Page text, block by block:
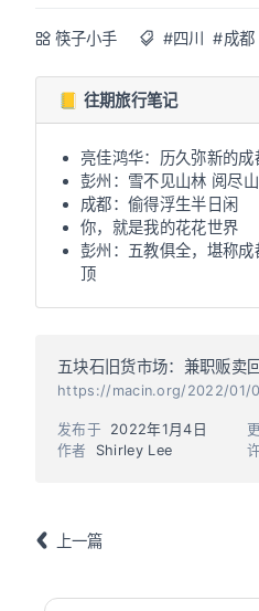
筷子小手 #四川 #成都
📒 往期旅行笔记
亮佳鸿华：历久弥新的成
彭州：雪不见山林 阅尽
成都：偷得浮生半日闲
你，就是我的花花世界
彭州：五教俱全，堪称成
顶
五块石旧货市场：兼职贩卖
https://macin.org/2022/01/
作者 Shirley Lee
发布于 2022年1月4日
上一篇